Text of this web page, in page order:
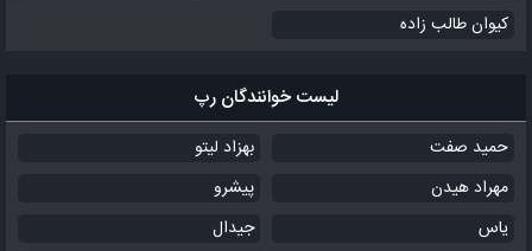
کیوان طالب زاده
لیست خوانندگان رپ
حمید صفت
بهزاد لیتو
مهراد هیدن
پیشرو
یاس
جیدال